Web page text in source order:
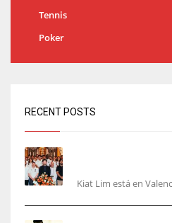
Tennis
Poker
RECENT POSTS
Kiat Lim está en